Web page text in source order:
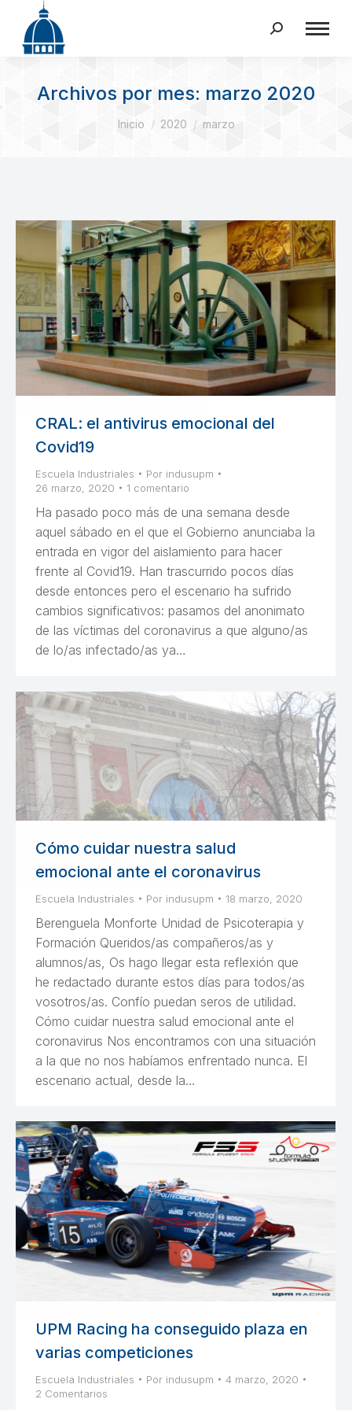
Buscar:
Archivos por mes: marzo 2020
Estás aquí:
Inicio 2020 marzo
CRAL: el antivirus emocional del
Covid19
Escuela Industriales Por indusupm
26 marzo, 2020
1 comentario
Ha pasado poco más de una semana desde
aquel sábado en el que el Gobierno anunciaba la
entrada en vigor del aislamiento para hacer
frente al Covid19. Han trascurrido pocos días
desde entonces pero el escenario ha sufrido
cambios significativos: pasamos del anonimato
de las víctimas del coronavirus a que alguno/as
de lo/as infectado/as ya…
Cómo cuidar nuestra salud
emocional ante el coronavirus
Escuela Industriales Por indusupm 18 marzo, 2020
Berenguela Monforte Unidad de Psicoterapia y
Formación Queridos/as compañeros/as y
alumnos/as, Os hago llegar esta reflexión que
he redactado durante estos días para todos/as
vosotros/as. Confío puedan seros de utilidad.
Cómo cuidar nuestra salud emocional ante el
coronavirus Nos encontramos con una situación
a la que no nos habíamos enfrentado nunca. El
escenario actual, desde la…
UPM Racing ha conseguido plaza en
varias competiciones
Escuela Industriales Por indusupm
4 marzo, 2020
2 Comentarios